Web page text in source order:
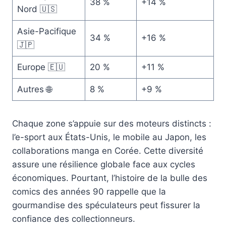
Nord 🇺🇸
Asie-Pacifique
🇯🇵
34 % +16 %
Europe 🇪🇺 20 % +11 %
Autres 🌐 8 % +9 %
Chaque zone s’appuie sur des moteurs distincts :
l’e-sport aux États-Unis, le mobile au Japon, les
collaborations manga en Corée. Cette diversité
assure une résilience globale face aux cycles
économiques. Pourtant, l’histoire de la bulle des
comics des années 90 rappelle que la
gourmandise des spéculateurs peut fissurer la
confiance des collectionneurs.